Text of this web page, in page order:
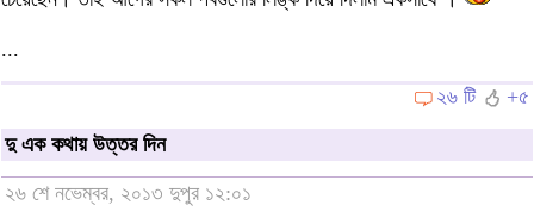
...
২৬ টি
+৫
দু এক কথায় উত্তর দিন
২৬ শে নভেম্বর, ২০১৩ দুপুর ১২:০১